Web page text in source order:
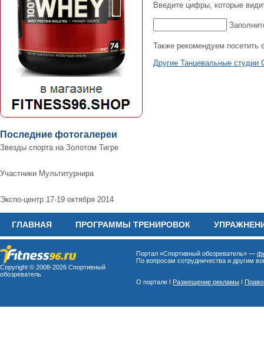
Последние фотогалереи
Звезды спорта на Золотом Тигре
Участники Мультитурнира
Экспо-центр 17-19 октября 2014
Введите цифры, которые
Также рекомендуем посетить
Другие Танцевальные студии
ГЛАВНАЯ ПРОГРАММЫ ТРЕНИРОВОК
Copyright © 2008-2026 Спортивный
обозреватель
Портал «Спортивный обозреватель» —
По вопросам сотрудничества и другим
О портале I Размещение рекламы I